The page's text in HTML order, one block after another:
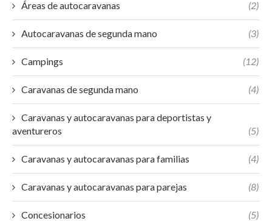
Áreas de autocaravanas (2)
Autocaravanas de segunda mano (3)
Campings (12)
Caravanas de segunda mano (4)
Caravanas y autocaravanas para deportistas y
aventureros
(5)
Caravanas y autocaravanas para familias (4)
Caravanas y autocaravanas para parejas (8)
Concesionarios (5)